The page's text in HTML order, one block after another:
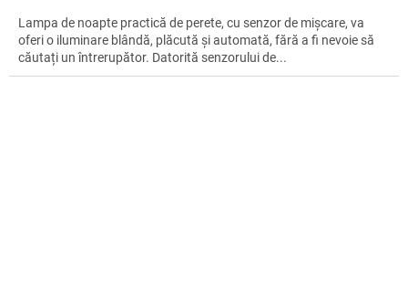
Lampa de noapte practică de perete, cu senzor de mișcare, va
oferi o iluminare blândă, plăcută și automată, fără a fi nevoie să
căutați un întrerupător. Datorită senzorului de...